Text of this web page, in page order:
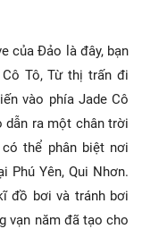
của Đảo là đây, bạn
Tô, Từ thị trấn đi
vào phía Jade Cô
dẫn ra một chân trời
thể phân biệt nơi
Phú Yên, Qui Nhơn.
đồ bơi và tránh bơi
vạn năm đã tạo cho